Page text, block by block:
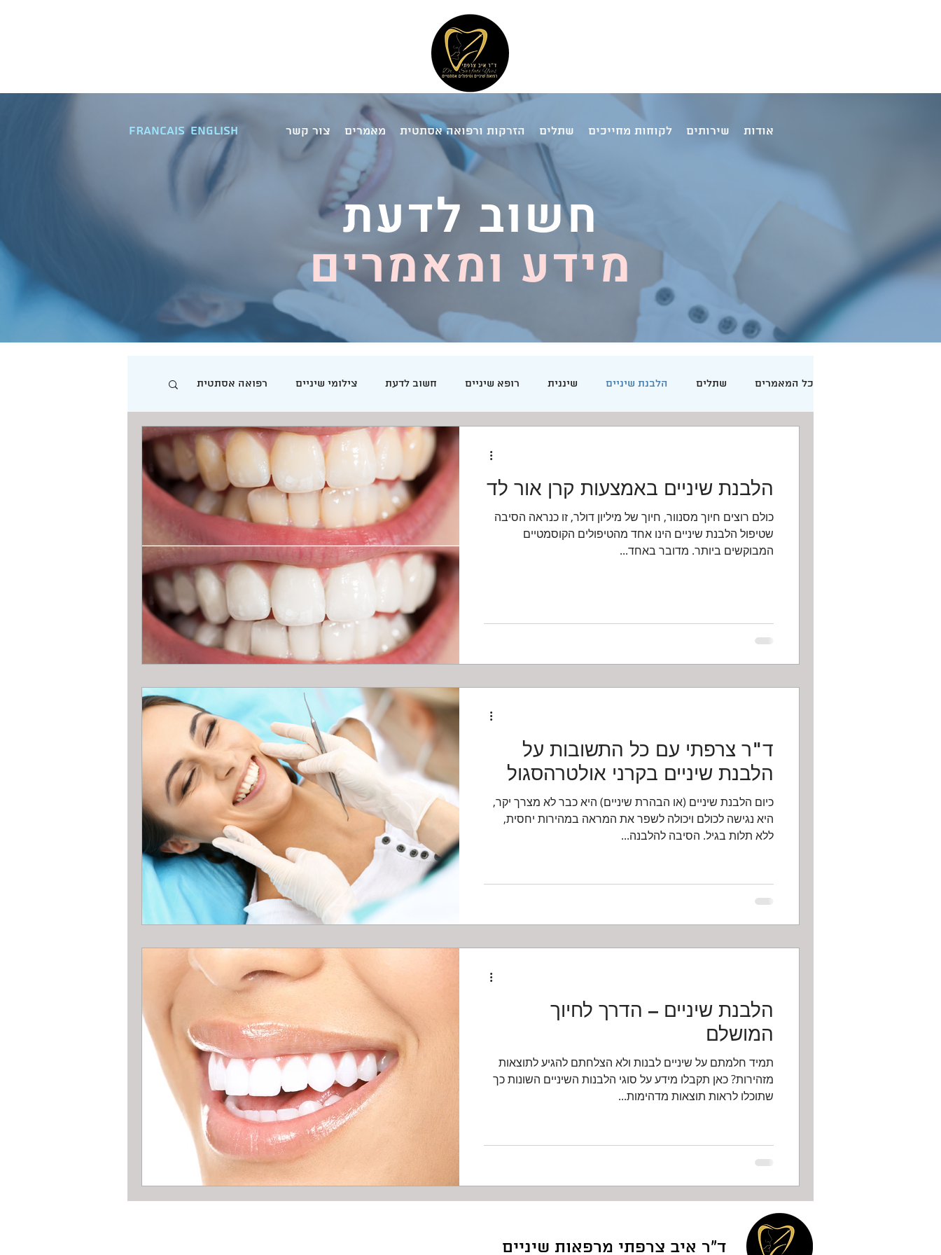
FRANCAIS ENGLISH אודות שירותים לקוחות מחייכים שתלים הזרקות ורפואה אסתטית מאמרים צור קשר
חשוב לדעת
מידע ומאמרים
כל המאמרים שתלים הלבנת שיניים שיננית רופא שיניים חשוב לדעת צילומי שיניים רפואה אסתטית
הלבנת שיניים באמצעות קרן אור לד
כולם רוצים חיוך מסנוור, חיוך של מיליון דולר, זו כנראה הסיבה
שטיפול הלבנת שיניים הינו אחד מהטיפולים הקוסמטיים
המבוקשים ביותר. מדובר באחד...
ד"ר צרפתי עם כל התשובות על
הלבנת שיניים בקרני אולטרהסגול
כיום הלבנת שיניים (או הבהרת שיניים) היא כבר לא מצרך יקר,
היא נגישה לכולם ויכולה לשפר את המראה במהירות יחסית,
ללא תלות בגיל. הסיבה להלבנה...
הלבנת שיניים – הדרך לחיוך
המושלם
תמיד חלמתם על שיניים לבנות ולא הצלחתם להגיע לתוצאות
מזהירות? כאן תקבלו מידע על סוגי הלבנות השיניים השונות כך
שתוכלו לראות תוצאות מדהימות...
ד"ר איב צרפתי מרפאות שיניים